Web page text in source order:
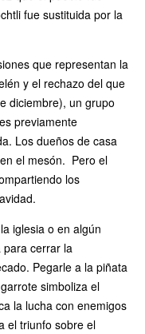
fue sustituida por la
que representan la
y el rechazo del que
diciembre), un grupo
previamente
Los dueños de casa
el mesón. Pero el
los
iglesia o en algún
cerrar la
Pegarle a la piñata
simboliza el
la lucha con enemigos
el triunfo sobre el